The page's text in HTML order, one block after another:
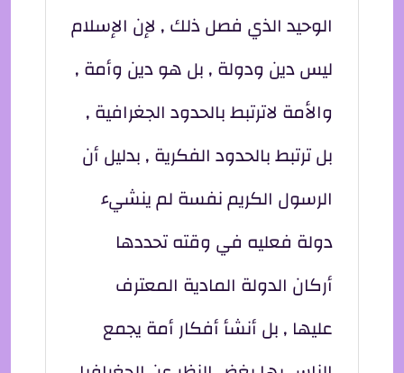
الوحيد الذي فصل ذلك , لإن الإسلام
ليس دين ودولة , بل هو دين وأمة ,
والأمة لاترتبط بالحدود الجغرافية ,
بل ترتبط بالحدود الفكرية , بدليل أن
الرسول الكريم نفسة لم ينشيء
دولة فعليه في وقته تحددها
أركان الدولة المادية المعترف
عليها , بل أنشأ أفكار أمة يجمع